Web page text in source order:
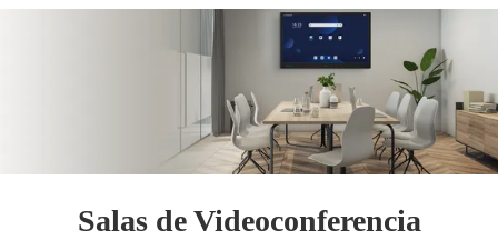
Salas de Videoconferencia